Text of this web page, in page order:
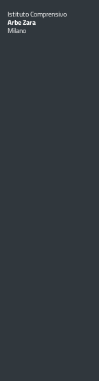
Istituto Comprensivo
Arbe Zara
Milano